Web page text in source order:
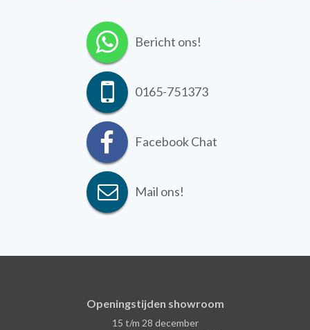
Bericht ons!
0165-751373
Facebook Chat
Mail ons!
Openingstijden showroom
15 t/m 28 december